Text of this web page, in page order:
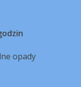
opady